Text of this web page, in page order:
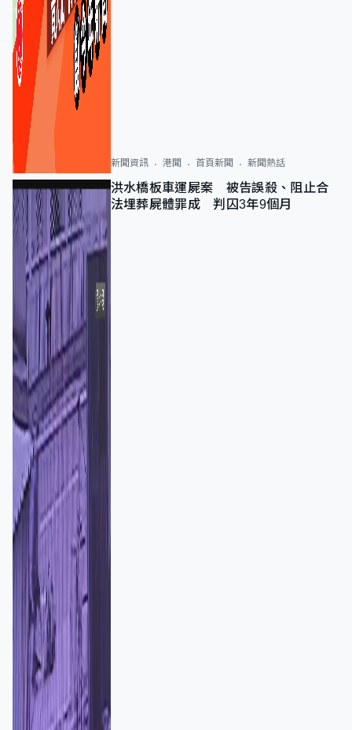
新聞資訊 港聞 首頁新聞 新聞熱話
洪水橋板車運屍案 被告誤殺、阻止合
法埋葬屍體罪成 判囚3年9個月